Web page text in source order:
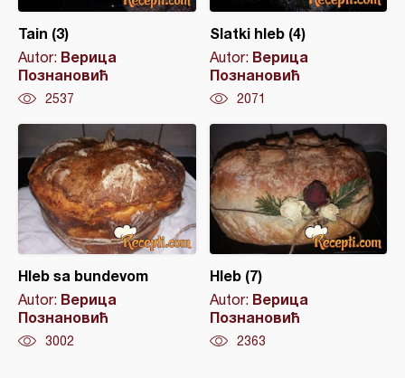
Tain (3)
Autor: Верица
Познановић
2537
Slatki hleb (4)
Autor: Верица
Познановић
2071
Hleb sa bundevom
Autor: Верица
Познановић
3002
Hleb (7)
Autor: Верица
Познановић
2363